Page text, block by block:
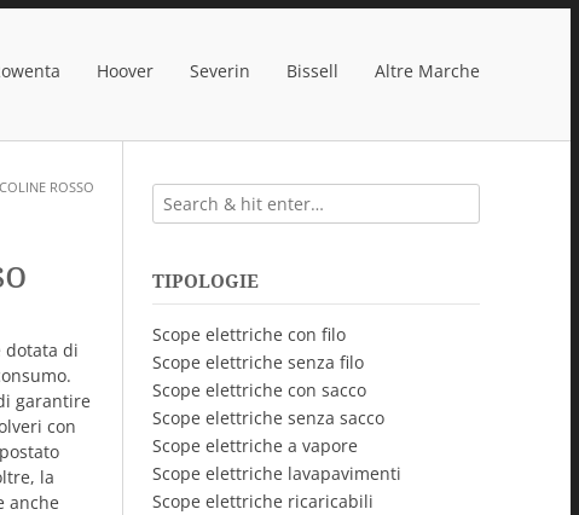
Hoover Severin Bissell Altre Marche
ROSSO
dotata di
garantire
con
la
anche
TIPOLOGIE
Scope elettriche con filo
Scope elettriche senza filo
Scope elettriche con sacco
Scope elettriche senza sacco
Scope elettriche a vapore
Scope elettriche lavapavimenti
Scope elettriche ricaricabili